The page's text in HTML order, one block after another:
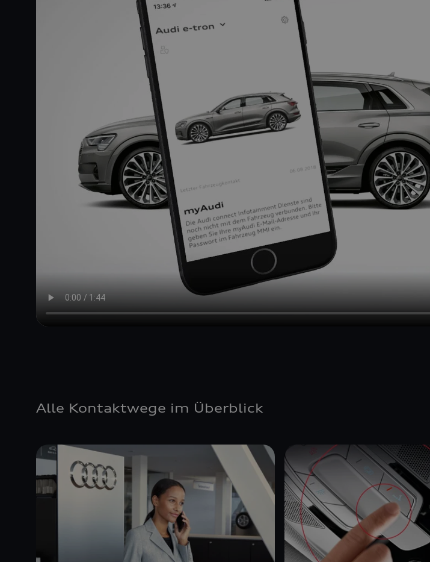
Alle Kontaktwege im Überblick